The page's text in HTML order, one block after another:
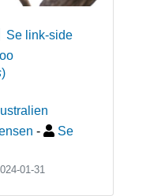
Se link-side
)
-
Se
01-31